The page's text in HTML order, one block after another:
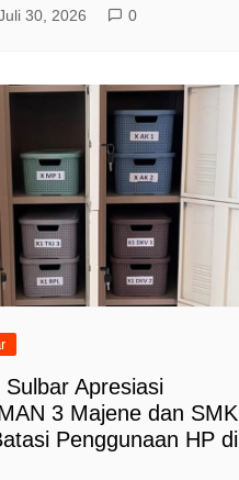
30, 2026 0
Apresiasi
3 Majene dan SMK
Penggunaan HP di